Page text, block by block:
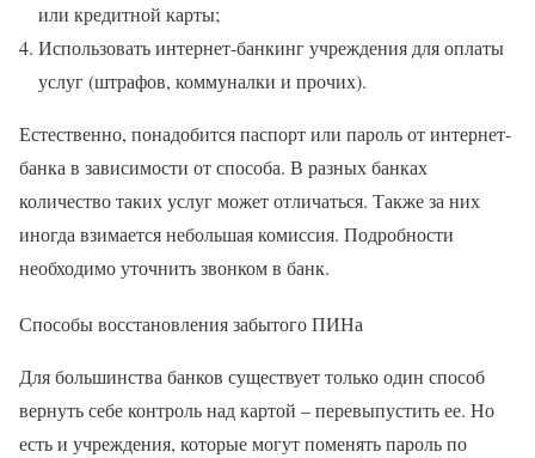
или кредитной карты;
Использовать интернет-банкинг учреждения для оплаты
услуг (штрафов, коммуналки и прочих).
Естественно, понадобится паспорт или пароль от интернет-
банка в зависимости от способа. В разных банках
количество таких услуг может отличаться. Также за них
иногда взимается небольшая комиссия. Подробности
необходимо уточнить звонком в банк.
Способы восстановления забытого ПИНа
Для большинства банков существует только один способ
вернуть себе контроль над картой – перевыпустить ее. Но
есть и учреждения, которые могут поменять пароль по